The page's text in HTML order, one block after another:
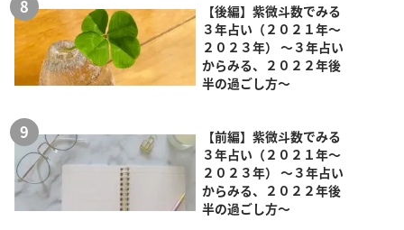
【後編】紫微斗数でみる
３年占い（２０２１年～
２０２３年） ～３年占い
からみる、２０２２年後
半の過ごし方～
【前編】紫微斗数でみる
３年占い（２０２１年～
２０２３年） ～３年占い
からみる、２０２２年後
半の過ごし方～